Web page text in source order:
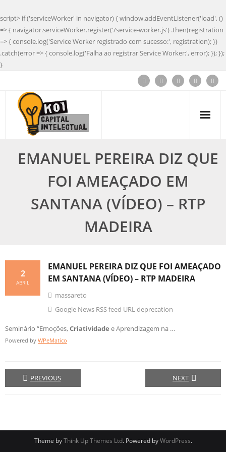
script> if ('serviceWorker' in navigator) { window.addEventListener('load', ()
=> { navigator.serviceWorker.register('/service-worker.js') .then(registration
=> { console.log('Service Worker registrado com sucesso:', registration); })
.catch(error => { console.log('Falha ao registrar Service Worker:', error); }); });
}
EMANUEL PEREIRA DIZ QUE
FOI AMEAÇADO EM
SANTANA (VÍDEO) – RTP
MADEIRA
EMANUEL PEREIRA DIZ QUE FOI AMEAÇADO
EM SANTANA (VÍDEO) – RTP MADEIRA
2
ABRIL
massareto
Google News RSS feed URL deprecation
Seminário “Emoções,Criatividade e Aprendizagem na …
Powered by WPeMatico
PREVIOUS NEXT
Theme byThink Up Themes Ltd. Powered byWordPress.